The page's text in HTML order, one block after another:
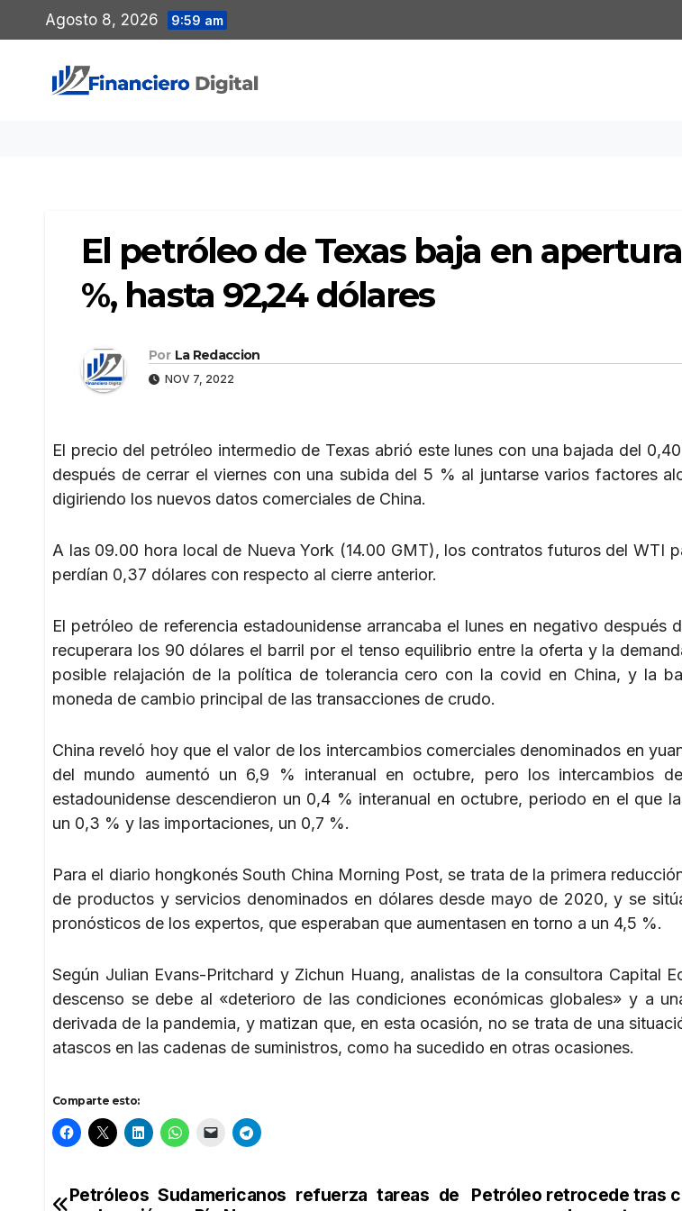
al
contenido
Agosto 8, 2026 9:59 am
El petróleo de Texas baja en
%, hasta 92,24 dólares
Por La Redaccion
NOV 7, 2022
El precio del petróleo intermedio de Texas abrió este lunes con una bajada del
después de cerrar el viernes con una subida del 5 % al juntarse varios factores
digiriendo los nuevos datos comerciales de China.
A las 09.00 hora local de Nueva York (14.00 GMT), los contratos futuros del WTI
perdían 0,37 dólares con respecto al cierre anterior.
El petróleo de referencia estadounidense arrancaba el lunes en negativo después
recuperara los 90 dólares el barril por el tenso equilibrio entre la oferta y la
posible relajación de la política de tolerancia cero con la covid en China, y la
moneda de cambio principal de las transacciones de crudo.
China reveló hoy que el valor de los intercambios comerciales denominados en
del mundo aumentó un 6,9 % interanual en octubre, pero los intercambios
estadounidense descendieron un 0,4 % interanual en octubre, periodo en el que
un 0,3 % y las importaciones, un 0,7 %.
Para el diario hongkonés South China Morning Post, se trata de la primera
de productos y servicios denominados en dólares desde mayo de 2020, y se
pronósticos de los expertos, que esperaban que aumentasen en torno a un 4,5 %.
Según Julian Evans-Pritchard y Zichun Huang, analistas de la consultora Capital
descenso se debe al «deterioro de las condiciones económicas globales» y a
derivada de la pandemia, y matizan que, en esta ocasión, no se trata de una
atascos en las cadenas de suministros, como ha sucedido en otras ocasiones.
Comparte esto:
Navegación
Petróleo retrocede tras
Petróleos Sudamericanos refuerza tareas de